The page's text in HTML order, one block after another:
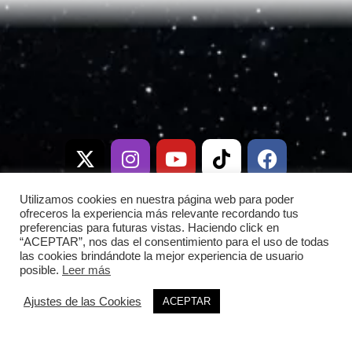
t
w
i
t
t
e
r
n
s
t
a
g
r
a
Y
o
u
t
u
b
e
T
i
k
t
o
k
F
a
c
e
b
o
o
k
e
l
e
g
r
a
m
W
h
a
t
s
a
p
p
D
i
s
c
o
r
d
Copyright © 2026 Frontera Espacial |
fronteraespacial.com|Política de privacidad
Utilizamos cookies en nuestra página web para poder
ofreceros la experiencia más relevante recordando tus
preferencias para futuras vistas. Haciendo click en
“ACEPTAR”, nos das el consentimiento para el uso de todas
las cookies brindándote la mejor experiencia de usuario
posible. Leer más
Ajustes de las Cookies ACEPTAR